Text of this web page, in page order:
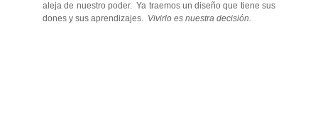
aleja de nuestro poder. Ya traemos un diseño que tiene sus
dones y sus aprendizajes. Vivirlo es nuestra decisión.